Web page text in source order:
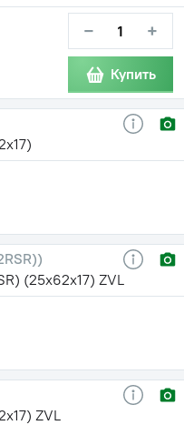
− +
Купить
(25х62х17) ZVL
ZVL